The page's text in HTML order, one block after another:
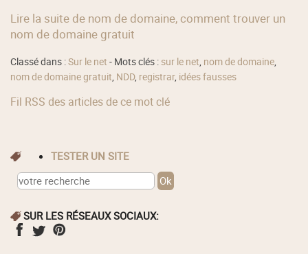
Lire la suite de nom de domaine, comment trouver un
nom de domaine gratuit
Classé dans :Sur le net - Mots clés : sur le net nom de domaine
nom de domaine gratuit NDD, registrar, idées fausses
Fil RSS des articles de ce mot clé
TESTER UN SITE
SUR LES RÉSEAUX SOCIAUX: